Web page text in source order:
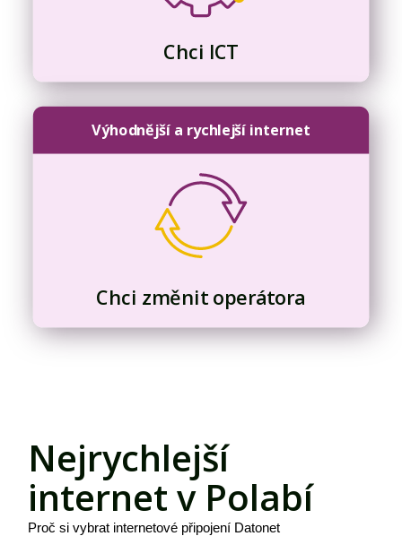
Chci ICT
Výhodnější a rychlejší internet
Chci změnit operátora
Nejrychlejší
internet v Polabí
Proč si vybrat internetové připojení Datonet